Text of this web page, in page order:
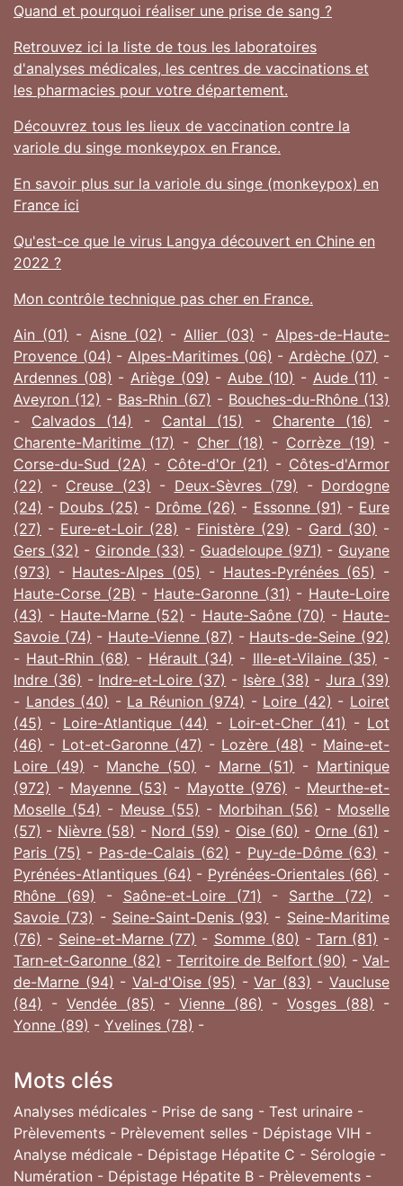
Quand et pourquoi réaliser une prise de sang ?
Retrouvez ici la liste de tous les laboratoires
d'analyses médicales, les centres de vaccinations et
les pharmacies pour votre département.
Découvrez tous les lieux de vaccination contre la
variole du singe monkeypox en France.
En savoir plus sur la variole du singe (monkeypox) en
France ici
Qu'est-ce que le virus Langya découvert en Chine en
2022 ?
Mon contrôle technique pas cher en France.
Ain (01) - Aisne (02) - Allier (03) - Alpes-de-Haute-
Provence (04) - Alpes-Maritimes (06) - Ardèche (07) -
Ardennes (08) - Ariège (09) - Aube (10) - Aude (11) -
Aveyron (12) - Bas-Rhin (67) - Bouches-du-Rhône (13)
- Calvados (14) - Cantal (15) - Charente (16)
-
Charente-Maritime (17) - Cher (18) - Corrèze (19) -
Corse-du-Sud (2A) - Côte-d'Or (21) - Côtes-d'Armor
(22) - Creuse (23) - Deux-Sèvres (79) - Dordogne
(24) - Doubs (25) - Drôme (26) - Essonne (91) - Eure
(27) - Eure-et-Loir (28) - Finistère (29) - Gard (30) -
Gers (32) - Gironde (33) - Guadeloupe (971) - Guyane
(973) - Hautes-Alpes (05) - Hautes-Pyrénées (65) -
Haute-Corse (2B) - Haute-Garonne (31) - Haute-Loire
(43) - Haute-Marne (52) - Haute-Saône (70) - Haute-
Savoie (74) - Haute-Vienne (87) - Hauts-de-Seine (92)
- Haut-Rhin (68) - Hérault (34) - Ille-et-Vilaine (35) -
Indre (36) - Indre-et-Loire (37) - Isère (38) -Jura (39)
- Landes (40) - La Réunion (974) - Loire (42) - Loiret
(45) - Loire-Atlantique (44) - Loir-et-Cher (41) - Lot
(46) - Lot-et-Garonne (47) - Lozère (48) - Maine-et-
Loire (49) - Manche (50) - Marne (51) - Martinique
(972) - Mayenne (53) - Mayotte (976) - Meurthe-et-
Moselle (54) - Meuse (55) - Morbihan (56) - Moselle
(57) - Nièvre (58) - Nord (59) - Oise (60) - Orne (61) -
Paris (75) - Pas-de-Calais (62) - Puy-de-Dôme (63) -
Pyrénées-Atlantiques (64) - Pyrénées-Orientales (66) -
Rhône (69) - Saône-et-Loire (71) - Sarthe (72)
-
Savoie (73) - Seine-Saint-Denis (93) - Seine-Maritime
(76) - Seine-et-Marne (77) - Somme (80) - Tarn (81) -
Tarn-et-Garonne (82) - Territoire de Belfort (90) - Val-
de-Marne (94) - Val-d'Oise (95) -Var (83) -Vaucluse
(84) - Vendée (85) - Vienne (86) - Vosges (88) -
Yonne (89) - Yvelines (78) -
Mots clés
Analyses médicales - Prise de sang - Test urinaire -
Prèlevements - Prèlevement selles - Dépistage VIH -
Analyse médicale - Dépistage Hépatite C - Sérologie -
Numération - Dépistage Hépatite B - Prèlevements -